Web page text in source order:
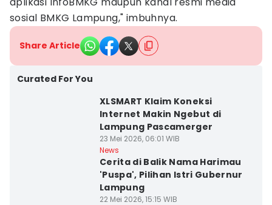
sosial BMKG Lampung," imbuhnya.
Share Article
Curated For You
XLSMART Klaim Koneksi
Internet Makin Ngebut di
Lampung Pascamerger
23 Mei 2026, 06:01 WIB
News
Cerita di Balik Nama Harimau
'Puspa', Pilihan Istri Gubernur
Lampung
22 Mei 2026, 15:15 WIB